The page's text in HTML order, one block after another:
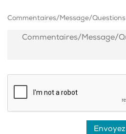
Commentaires/Message/Questions
Envoyez